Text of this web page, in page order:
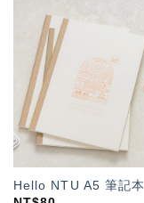
Hello NTU A5 筆記本